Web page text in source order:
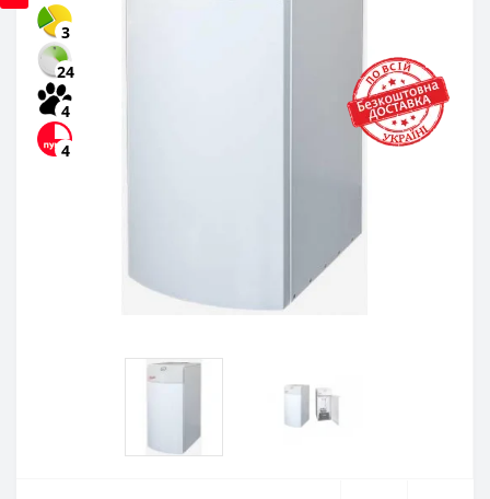
3
24
4
4